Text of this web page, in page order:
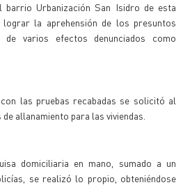
barrio Urbanización San Isidro de esta
la aprehensión de los presuntos
varios efectos denunciados como
las pruebas recabadas se solicitó al
allanamiento para las viviendas.
domiciliaria en mano, sumado a un
se realizó lo propio, obteniéndose